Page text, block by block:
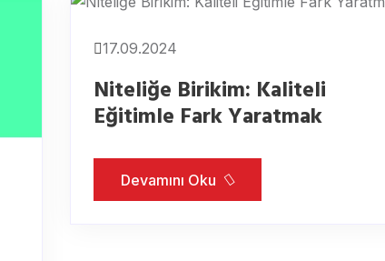
17.09.2024
Niteliğe Birikim: Kaliteli
Eğitimle Fark Yaratmak
Devamını Oku